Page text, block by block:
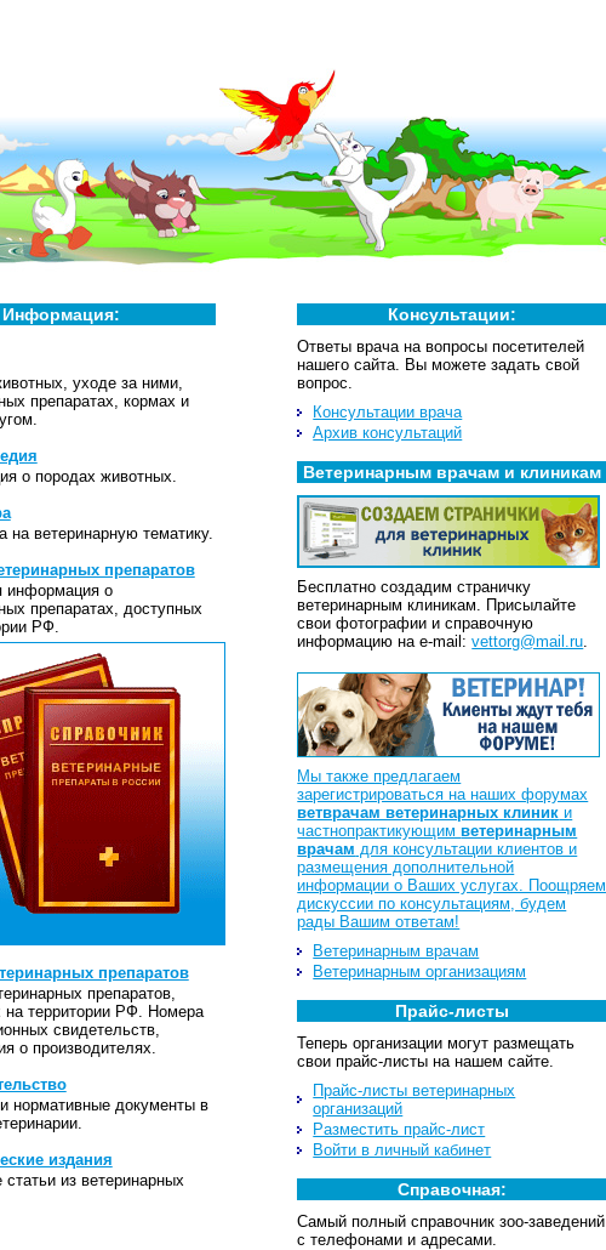
Информация:
уходе за ними,
препаратах, кормах и
о породах животных.
на ветеринарную тематику.
препаратов
информация о
препаратах, доступных
РФ.
препаратов
препаратов,
на территории РФ. Номера
свидетельств,
о производителях.
нормативные документы в
издания
статьи из ветеринарных
Консультации:
Ответы врача на вопросы посетителей
нашего сайта. Вы можете задать свой
вопрос.
Консультации врача
Архив консультаций
Ветеринарным врачам и клиникам
Бесплатно создадим страничку
ветеринарным клиникам. Присылайте
свои фотографии и справочную
информацию на e-mail:vettorg@mail.ru.
Мы также предлагаем
зарегистрироваться на наших форумах
ветврачам ветеринарных клиник и
частнопрактикующимветеринарным
врачам для консультации клиентов и
размещения дополнительной
информации о Ваших услугах. Поощряем
дискуссии по консультациям, будем
рады Вашим ответам!
Ветеринарным врачам
Ветеринарным организациям
Прайс-листы
Теперь организации могут размещать
свои прайс-листы на нашем сайте.
Прайс-листы ветеринарных
организаций
Разместить прайс-лист
Войти в личный кабинет
Справочная:
Самый полный справочник зоо-заведений
с телефонами и адресами.